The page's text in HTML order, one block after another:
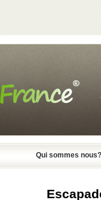
Qui sommes nous?